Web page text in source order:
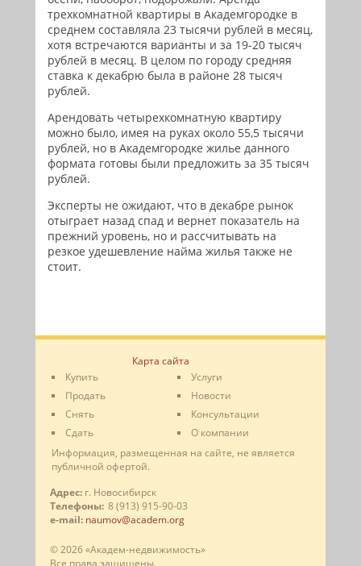
трехкомнатной квартиры в Академгородке в
среднем составляла 23 тысячи рублей в месяц,
хотя встречаются варианты и за 19-20 тысяч
рублей в месяц. В целом по городу средняя
ставка к декабрю была в районе 28 тысяч
рублей.
Арендовать четырехкомнатную квартиру
можно было, имея на руках около 55,5 тысячи
рублей, но в Академгородке жилье данного
формата готовы были предложить за 35 тысяч
рублей.
Эксперты не ожидают, что в декабре рынок
отыграет назад спад и вернет показатель на
прежний уровень, но и рассчитывать на
резкое удешевление найма жилья также не
стоит.
Карта сайта
Купить
Продать
Снять
Сдать
Услуги
Новости
Консультации
О компании
Информация, размещенная на сайте, не является
публичной офертой.
Адрес: г. Новосибирск
Телефоны: 8 (913) 915-90-03
e-mail: naumov@academ.org
© 2026 «Академ-недвижимость»
Все права защищены.